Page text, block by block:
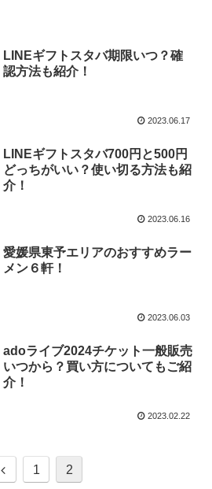
LINEギフトスタバ期限いつ？確
認方法も紹介！
2023.06.17
LINEギフトスタバ700円と500円
どっちがいい？使い切る方法も紹
介！
2023.06.16
愛媛県東予エリアのおすすめラー
メン６軒！
2023.06.03
adoライブ2024チケット一般販売
いつから？買い方についてもご紹
介！
2023.02.22
前 1 2